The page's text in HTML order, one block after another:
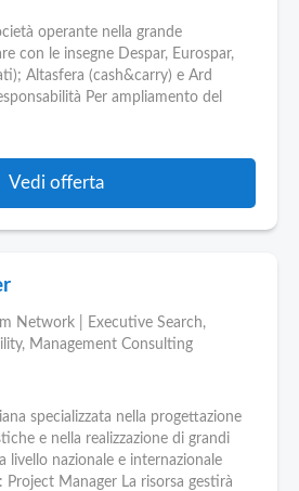
operante nella grande
con le insegne Despar, Eurospar,
Altasfera (cash&carry) e Ard
Per ampliamento del
Vedi offerta
Network | Executive Search,
Management Consulting
specializzata nella progettazione
e nella realizzazione di grandi
livello nazionale e internazionale
Manager La risorsa gestirà